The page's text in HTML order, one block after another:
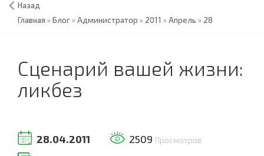
Назад
Главная »Блог»Администратор » 2011 »Апрель » 28
Сценарий вашей жизни:
ликбез
28.04.2011 2509 Просмотров